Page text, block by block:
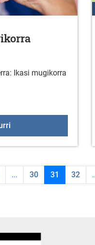
Ikasi mugikorra
Tailerra: Ikasi mugikorra
...Intermediate Pages Use
Orrialdea
30 Orrialdea
31 32